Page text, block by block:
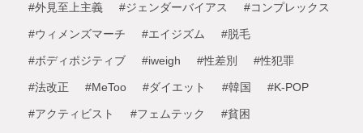
#外見至上主義 #ジェンダーバイアス #コンプレックス
#ウィメンズマーチ #エイジズム #脱毛
#ボディポジティブ #iweigh #性差別 #性犯罪
#法改正 #MeToo #ダイエット #韓国 #K-POP
#アクティビスト #フェムテック #貧困